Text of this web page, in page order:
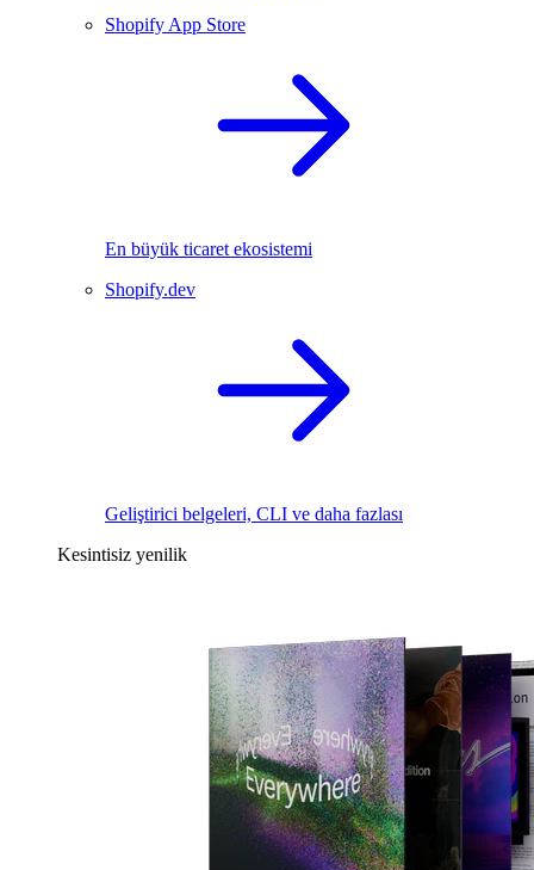
Shopify App Store
En büyük ticaret ekosistemi
Shopify.dev
Geliştirici belgeleri, CLI ve daha fazlası
Kesintisiz yenilik